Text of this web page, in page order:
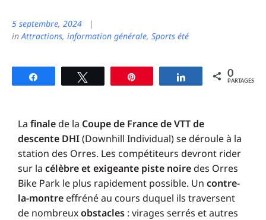
5 septembre, 2024
inAttractions, information générale, Sports été
Partagez 0
PARTAGES
La finalede la Coupe de France de VTT de
descente DHI(Downhill Individual) se déroule à la
station des Orres. Les compétiteurs devront rider
sur la célèbre et exigeante piste noiredes Orres
Bike Park le plus rapidement possible. Un contre-
la-montre effréné au cours duquel ils traversent
de nombreuxobstacles : virages serrés et autres